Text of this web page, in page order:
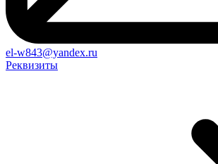
el-w843@yandex.ru
Реквизиты